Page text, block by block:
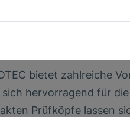
von
bietet zahlreiche
hervorragend für
Prüfköpfe lassen